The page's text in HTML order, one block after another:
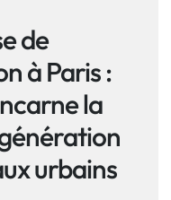
de
à Paris :
la
urbains